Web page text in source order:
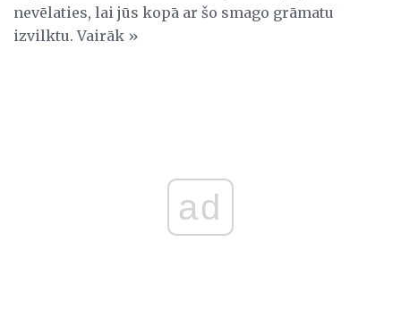
nevēlaties, lai jūs kopā ar šo smago grāmatu
izvilktu. Vairāk »
ad